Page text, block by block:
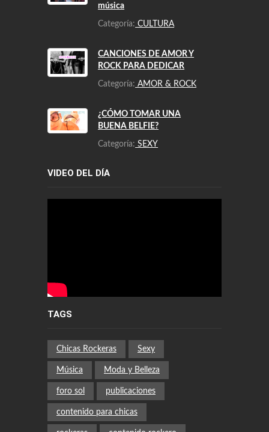
música
Categoría: CULTURA
CANCIONES DE AMOR Y
ROCK PARA DEDICAR
Categoría: AMOR & ROCK
¿CÓMO TOMAR UNA
BUENA BELFIE?
Categoría: SEXY
VIDEO DEL DÍA
TAGS
Chicas Rockeras Sexy
Música Moda y Belleza
foro sol publicaciones
contenido para chicas